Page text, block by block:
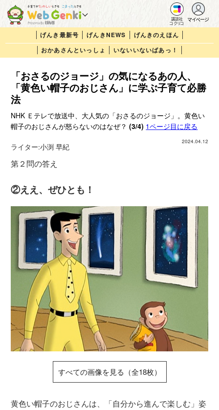
講談社
コクリコ
マイページ
げんき最新号 げんきNEWS
げんきのえほん
おかあさんといっしょ
いないいないばあっ！
「おさるのジョージ」の気になるあの人、
「黄色い帽子のおじさん」に学ぶ子育て必勝
法
NHK Ｅテレで放送中、大人気の「おさるのジョージ」。黄色い
帽子のおじさんが怒らないのはなぜ？(3/4) 1ページ目に戻る
2024.04.12
ライター:小渕 早紀
第２問の答え
②ええ、ぜひとも！
すべての画像を見る（全18枚）
黄色い帽子のおじさんは、「自分から進んで楽しむ」姿